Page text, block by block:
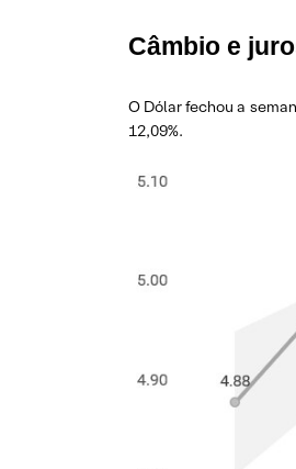
Câmbio e
O Dólar fechou a
12,09%.